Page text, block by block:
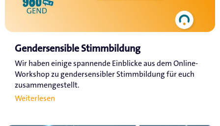
Gendersensible Stimmbildung
Wir haben einige spannende Einblicke aus dem Online-
Workshop zu gendersensibler Stimmbildung für euch
zusammengestellt.
Weiterlesen